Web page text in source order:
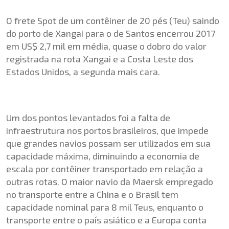
O frete Spot de um contêiner de 20 pés (Teu) saindo
do porto de Xangai para o de Santos encerrou 2017
em US$ 2,7 mil em média, quase o dobro do valor
registrada na rota Xangai e a Costa Leste dos
Estados Unidos, a segunda mais cara.
Um dos pontos levantados foi a falta de
infraestrutura nos portos brasileiros, que impede
que grandes navios possam ser utilizados em sua
capacidade máxima, diminuindo a economia de
escala por contêiner transportado em relação a
outras rotas. O maior navio da Maersk empregado
no transporte entre a China e o Brasil tem
capacidade nominal para 8 mil Teus, enquanto o
transporte entre o país asiático e a Europa conta